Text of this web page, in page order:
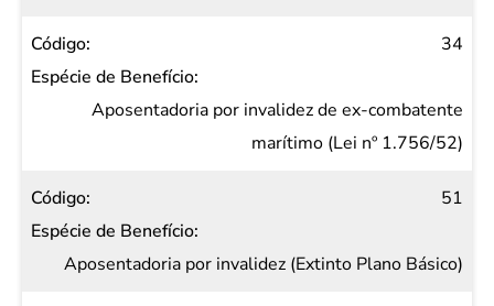
34
Aposentadoria por invalidez de ex-combatente
marítimo (Lei nº 1.756/52)
51
Aposentadoria por invalidez (Extinto Plano Básico)